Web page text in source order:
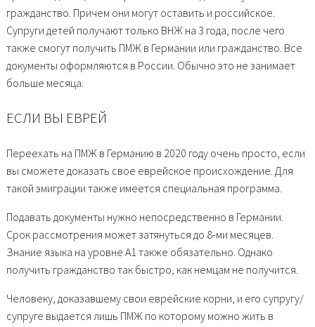
гражданство. Причем они могут оставить и российское.
Супруги детей получают только ВНЖ на 3 года, после чего
также смогут получить ПМЖ в Германии или гражданство. Все
документы оформляются в России. Обычно это не занимает
больше месяца.
ЕСЛИ ВЫ ЕВРЕЙ
Переехать на ПМЖ в Германию в 2020 году очень просто, если
вы сможете доказать свое еврейское происхождение. Для
такой эмиграции также имеется специальная программа.
Подавать документы нужно непосредственно в Германии.
Срок рассмотрения может затянуться до 8-ми месяцев.
Знание языка на уровне А1 также обязательно. Однако
получить гражданство так быстро, как немцам не получится.
Человеку, доказавшему свои еврейские корни, и его супругу/
супруге выдается лишь ПМЖ по которому можно жить в